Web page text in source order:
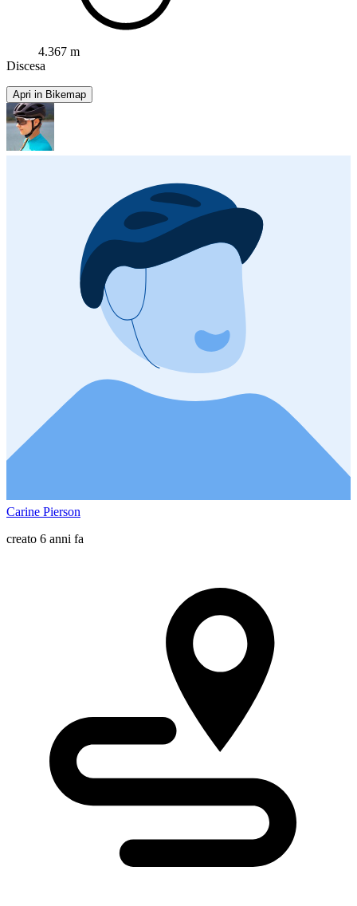
4.367 m
Discesa
Apri in Bikemap
Carine Pierson
creato 6 anni fa